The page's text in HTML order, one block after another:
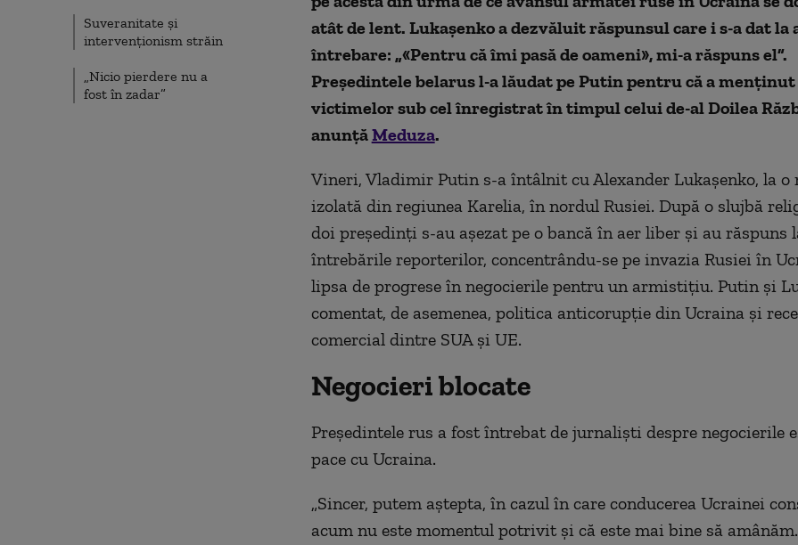
Suveranitate și
intervenționism străin
„Nicio pierdere nu a
fost în zadar”
atât de lent. Lukașenko a dezvăluit răspunsul care i s-a dat la
întrebare: „«Pentru că îmi pasă de oameni», mi-a răspuns el”.
Președintele belarus l-a lăudat pe Putin pentru că a
victimelor sub cel înregistrat în timpul celui de-al Doilea
anunțăMeduza.
Vineri, Vladimir Putin s-a întâlnit cu Alexander Lukașenko, la o
izolată din regiunea Karelia, în nordul Rusiei. După o slujbă
doi președinți s-au așezat pe o bancă în aer liber și au răspuns
întrebările reporterilor, concentrându-se pe invazia Rusiei în
lipsa de progrese în negocierile pentru un armistițiu. Putin și
comentat, de asemenea, politica anticorupție din Ucraina și
comercial dintre SUA și UE.
Negocieri blocate
Președintele rus a fost întrebat de jurnaliști despre negocierile
pace cu Ucraina.
„Sincer, putem aștepta, în cazul în care conducerea Ucrainei
acum nu este momentul potrivit și că este mai bine să